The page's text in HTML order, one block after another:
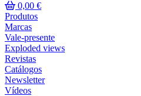
0,00 €
Produtos
Marcas
Vale-presente
Exploded views
Revistas
Catálogos
Newsletter
Vídeos